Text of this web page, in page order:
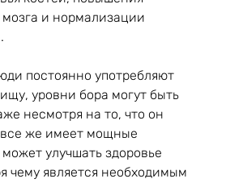
и нормализации
постоянно употребляют
уровни бора могут быть
несмотря на то, что он
же имеет мощные
улучшать здоровье
чему является необходимым